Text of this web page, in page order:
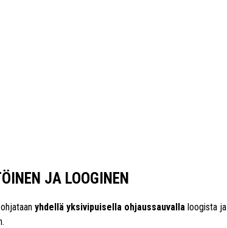
JA LOOGINEN
yhdellä yksivipuisella ohjaussauvallaloogista ja